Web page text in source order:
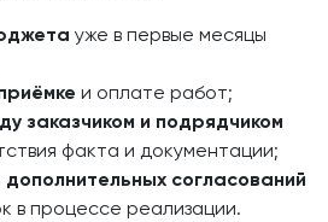
уже в первые месяцы
и оплате работ;
заказчиком и подрядчиком
факта и документации;
согласований
в процессе реализации.